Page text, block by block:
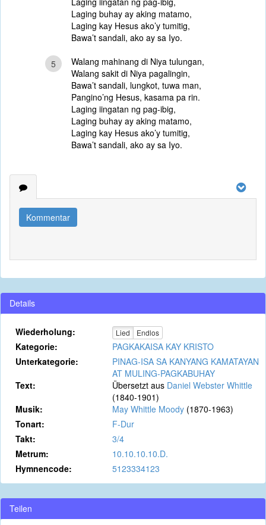
Laging buhay ay aking matamo,
Laging kay Hesus ako’y tumitig,
Bawa’t sandali, ako ay sa Iyo.
5
Walang mahinang di Niya tulungan,
Walang sakit di Niya pagalingin,
Bawa’t sandali, lungkot, tuwa man,
Pangino’ng Hesus, kasama pa rin.
Laging iingatan ng pag-ibig,
Laging buhay ay aking matamo,
Laging kay Hesus ako’y tumitig,
Bawa’t sandali, ako ay sa Iyo.
Kommentar
Details
Wiederholung: Lied Endlos
Kategorie:
PAGKAKAISA KAY KRISTO
Unterkategorie:
PINAG-ISA SA KANYANG KAMATAYAN
AT MULING-PAGKABUHAY
Text:
Übersetzt aus Daniel Webster Whittle
(1840-1901)
Musik:
May Whittle Moody (1870-1963)
Tonart:
F-Dur
Takt:
3/4
Metrum:
10.10.10.10.D.
Hymnencode:
5123334123
Teilen